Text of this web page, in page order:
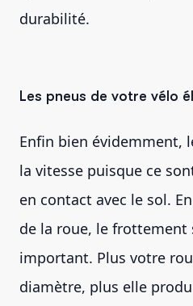
durabilité.
Les pneus de votre vélo
Enfin bien évidemment,
la vitesse puisque ce
en contact avec le sol.
de la roue, le frottement
important. Plus votre
diamètre, plus elle